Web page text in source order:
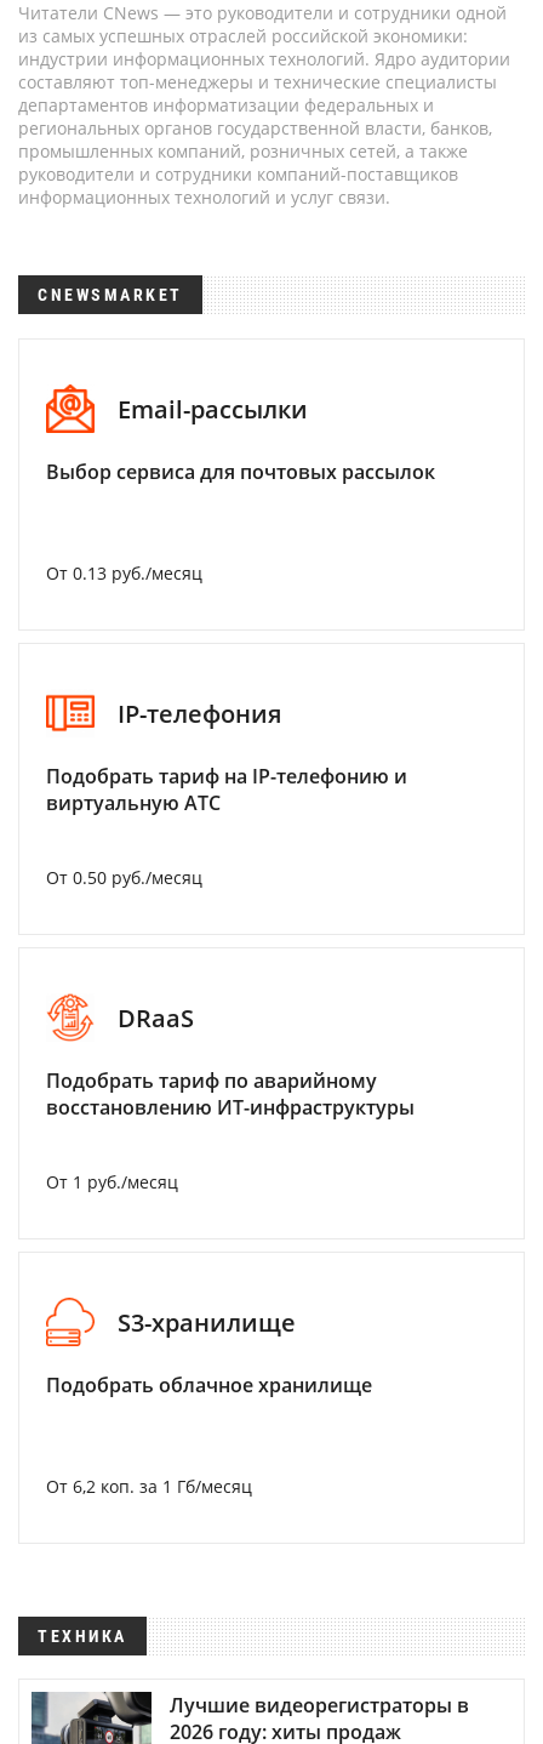
Читатели CNews — это руководители и сотрудники одной
из самых успешных отраслей российской экономики:
индустрии информационных технологий. Ядро аудитории
составляют топ-менеджеры и технические специалисты
департаментов информатизации федеральных и
региональных органов государственной власти, банков,
промышленных компаний, розничных сетей, а также
руководители и сотрудники компаний-поставщиков
информационных технологий и услуг связи.
CNEWSMARKET
Email-рассылки
Выбор сервиса для почтовых рассылок
От 0.13 руб./месяц
IP-телефония
Подобрать тариф на IP-телефонию и
виртуальную АТС
От 0.50 руб./месяц
DRaaS
Подобрать тариф по аварийному
восстановлению ИТ-инфраструктуры
От 1 руб./месяц
S3-хранилище
Подобрать облачное хранилище
От 6,2 коп. за 1 Гб/месяц
ТЕХНИКА
Лучшие видеорегистраторы в
2026 году: хиты продаж